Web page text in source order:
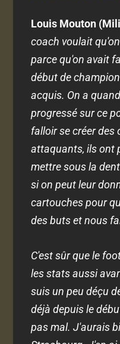
Louis Mouton
coach voulait
parce qu'on avait
début de
acquis. On a
progressé sur ce
falloir se créer des
attaquants, ils ont
mettre sous la
si on peut leur
cartouches pour
des buts et nous
C'est sûr que le
les stats aussi
suis un peu déçu
déjà depuis le
pas mal. J'aurais